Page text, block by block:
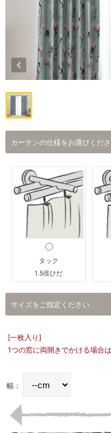
カーテンの仕様をお選びくだ
タック
1.5倍ひだ
サイズをご指定ください
[一枚入り]
1つの窓に両開きでかける場合
幅：